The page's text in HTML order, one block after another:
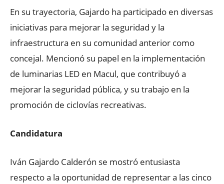
En su trayectoria, Gajardo ha participado en diversas
iniciativas para mejorar la seguridad y la
infraestructura en su comunidad anterior como
concejal. Mencionó su papel en la implementación
de luminarias LED en Macul, que contribuyó a
mejorar la seguridad pública, y su trabajo en la
promoción de ciclovías recreativas.
Candidatura
Iván Gajardo Calderón se mostró entusiasta
respecto a la oportunidad de representar a las cinco